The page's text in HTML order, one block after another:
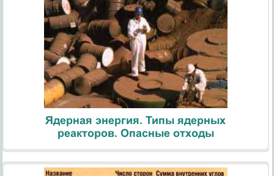
Ядерная энергия. Типы ядерных
реакторов. Опасные отходы